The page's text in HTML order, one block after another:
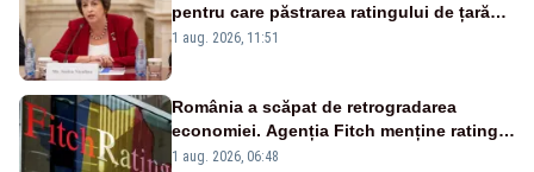
pentru care păstrarea ratingului de țară
nu este o reușită pentru Guvernul
1 aug. 2026, 11:51
România a scăpat de retrogradarea
economiei. Agenția Fitch menține ratingul
„BBB-” cu perspectivă negativă
1 aug. 2026, 06:48